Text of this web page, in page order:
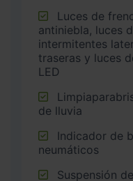
antiniebla, luces
intermitentes
traseras y luces
LED
de lluvia
neumáticos